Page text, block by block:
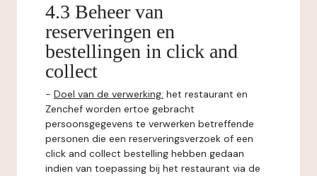
4.3 Beheer van
reserveringen en
bestellingen in click and
collect
- Doel van de verwerking: het restaurant en
Zenchef worden ertoe gebracht
persoonsgegevens te verwerken betreffende
personen die een reserveringsverzoek of een
click and collect bestelling hebben gedaan
indien van toepassing bij het restaurant via de